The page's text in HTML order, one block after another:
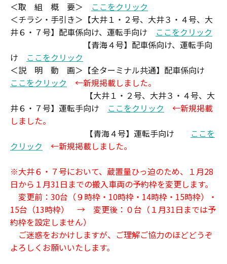
＜取 組 概 要＞ ここをクリック
＜チラシ・手引き＞【大井１・２号、大井３・４号、大
井６・７号】配車係向け、運転手向け ここをクリック
【青海４号】配車係向け、運転手向
け ここをクリック
＜説 明 動 画＞【全ターミナル共通】配車係向け
ここをクリック
←新規掲載しました。
【大井１・２号、大井３・４号、大
井６・７号】運転手向け ここをクリック
←新規掲載
しました。
【青海４号】運転手向け ここを
クリック
←新規掲載しました。
※大井６・７号において、蔵置量ひっ迫のため、１月28
日から１月31日までの搬入車両の予約枠を変更します。
変更前：30台（９時枠・10時枠・14時枠・15時枠）・
15台（13時枠） → 変更後：０台（１月31日までは予
約枠を設定しません）
ご迷惑をおかけしますが、ご理解ご協力のほどどうぞ
よろしくお願いいたします。